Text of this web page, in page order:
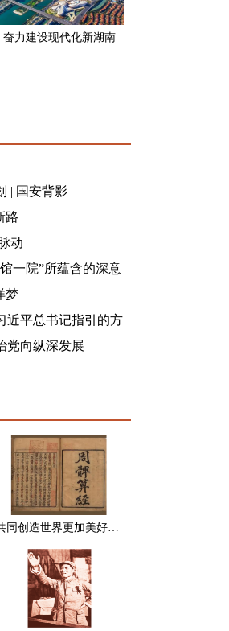
奋力建设现代化新湖南
| 国安背影
路
动
一院”所蕴含的深意
梦
近平总书记指引的方
程建功新时代谱写新
党向纵深发展
共同创造世界更加美好的未来